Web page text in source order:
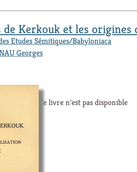
de Kerkouk et les
Etudes Sémitiques/Babyloniaca
Georges
Ce livre n'est pas disponible